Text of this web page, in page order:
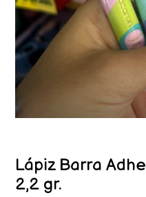
Lápiz Barra
2,2 gr.